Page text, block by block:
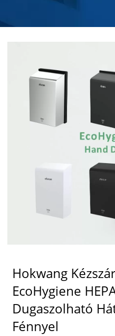
Hokwang
EcoHygiene
Dugaszolható
Fénnyel